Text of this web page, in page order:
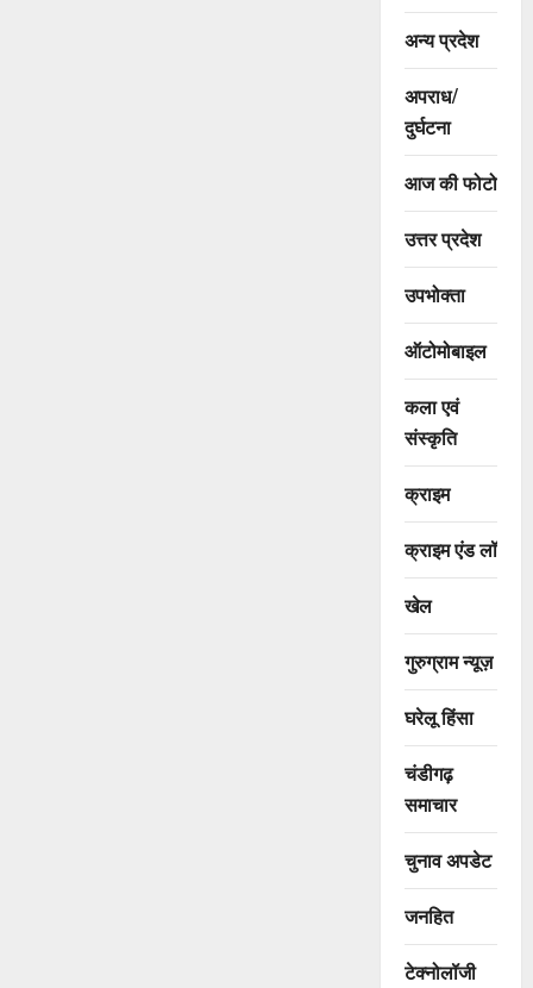
अन्य प्रदेश
अपराध/
दुर्घटना
आज की फोटो
उत्तर प्रदेश
उपभोक्ता
ऑटोमोबाइल
कला एवं
संस्कृति
क्राइम
क्राइम एंड लॉ
खेल
गुरुग्राम न्यूज़
घरेलू हिंसा
चंडीगढ़
समाचार
चुनाव अपडेट
जनहित
टेक्नोलॉजी